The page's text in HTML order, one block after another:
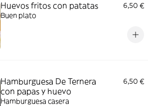
Huevos fritos con patatas
6,50 €
Buen plato
Hamburguesa De Ternera
con papas y huevo
6,50 €
Hamburguesa casera